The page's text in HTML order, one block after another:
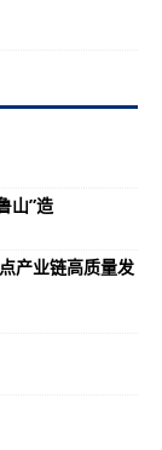
山”造
产业链高质量发